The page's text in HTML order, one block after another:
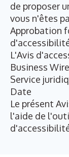
de proposer
vous n'êtes
Approbation
L'Avis
Business
Service
Date
Le présent
l'aide de